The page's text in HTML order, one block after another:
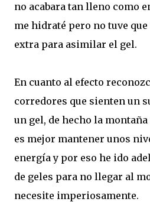
no acabara tan lleno como
me hidraté pero no tuve
extra para asimilar el gel.
En cuanto al efecto
corredores que sienten un
un gel, de hecho la montaña
es mejor mantener unos
energía y por eso he ido
de geles para no llegar al
necesite imperiosamente.